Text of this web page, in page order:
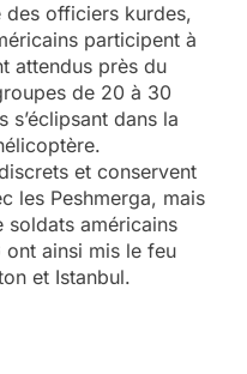
des officiers kurdes,
participent à
attendus près du
de 20 à 30
s’éclipsant dans la
et conservent
les Peshmerga, mais
soldats américains
ont ainsi mis le feu
et Istanbul.